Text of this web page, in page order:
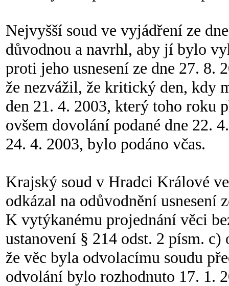
Nejvyšší soud ve vyjádření ze
důvodnou a navrhl, aby jí bylo
proti jeho usnesení ze dne 27. 8.
že nezvážil, že kritický den, kdy
den 21. 4. 2003, který toho roku
ovšem dovolání podané dne 22.
24. 4. 2003, bylo podáno včas.
Krajský soud v Hradci Králové
odkázal na odůvodnění usnesení
K vytýkanému projednání věci
ustanovení § 214 odst. 2 písm.
že věc byla odvolacímu soudu
odvolání bylo rozhodnuto 17. 1.